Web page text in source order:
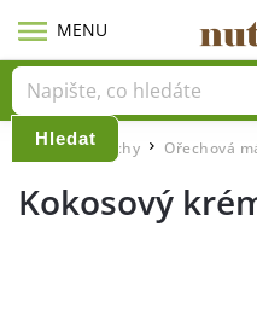
Hledat
Domů / Ořechy / Ořechová
Kokosový